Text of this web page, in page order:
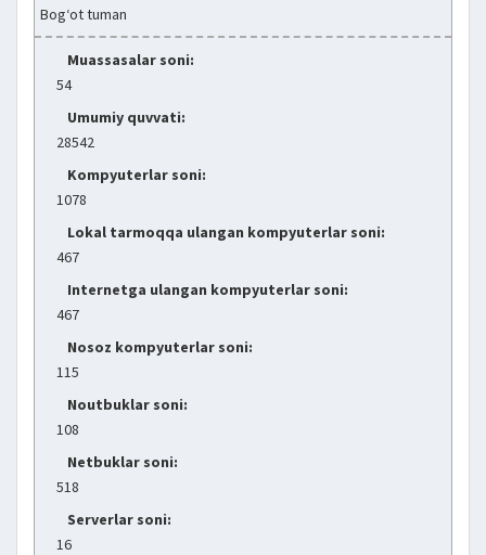
Bog‘ot tuman
Muassasalar soni:
54
Umumiy quvvati:
28542
Kompyuterlar soni:
1078
Lokal tarmoqqa ulangan kompyuterlar soni:
467
Internetga ulangan kompyuterlar soni:
467
Nosoz kompyuterlar soni:
115
Noutbuklar soni:
108
Netbuklar soni:
518
Serverlar soni:
16